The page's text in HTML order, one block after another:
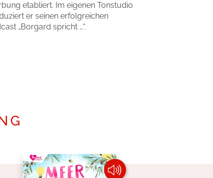
etabliert. Im eigenen Tonstudio
er seinen erfolgreichen
„Borgard spricht …“.